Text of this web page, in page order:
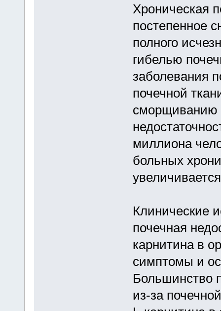
Хроническая
постепенное
полного
гибелью
заболевания
почечной
сморщиванию
миллиона
больных
Клинические
почечная
карнитина в
симптомы и
Большинство
из-за